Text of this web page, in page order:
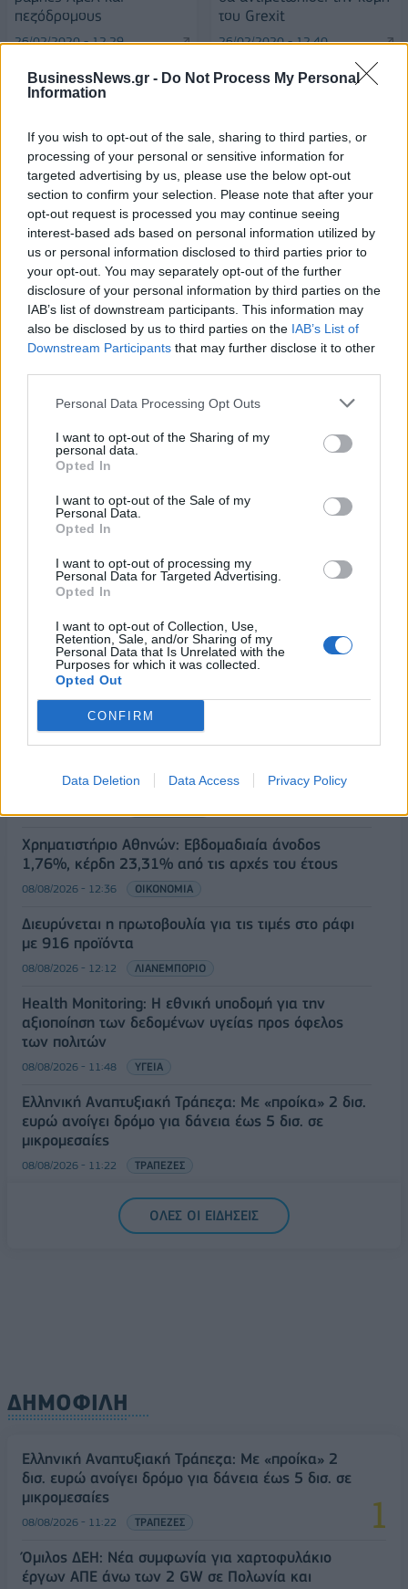
BusinessNews.gr - Do Not Process My Personal
Information
If you wish to opt-out of the sale, sharing to third parties, or
processing of your personal or sensitive information for
targeted advertising by us, please use the below opt-out
section to confirm your selection. Please note that after your
opt-out request is processed you may continue seeing
interest-based ads based on personal information utilized by
us or personal information disclosed to third parties prior to
your opt-out. You may separately opt-out of the further
disclosure of your personal information by third parties on the
IAB’s list of downstream participants. This information may
also be disclosed by us to third parties on the IAB’s List of
Downstream Participants that may further disclose it to other
Personal Data Processing Opt Outs
I want to opt-out of the Sharing of my
personal data.
Opted In
I want to opt-out of the Sale of my
Personal Data.
Opted In
I want to opt-out of processing my
Personal Data for Targeted Advertising.
Opted In
I want to opt-out of Collection, Use,
Retention, Sale, and/or Sharing of my
Personal Data that Is Unrelated with the
Purposes for which it was collected.
Opted Out
CONFIRM
Data Deletion Data Access Privacy Policy
πεζόδρομους
26/02/2020 - 12:29
του Grexit
26/02/2020 - 12:40
ΡΟΗ ΕΙΔΗΣΕΩΝ
Κορυφώνεται η έξοδος του Αυγούστου – Πάνω από
λιμάνια της Αττικής
08/08/2026 - 14:30 ΕΛΛΑΔΑ
Δυτική Αττική: Η επόμενη ημέρα μετά τις πυρκαγιές
βροχές
08/08/2026 - 14:08
Ειδικό Χωροταξικό για τον Τουρισμό: Οι νέοι
κανόνες για επενδύσεις, νησιά και προορισμούς υπό
08/08/2026 - 13:21 ΤΟΥΡΙΣΜΟΣ
Υπουργείο Εργασίας: Ο “χάρτης” των πληρωμών
από τον e-ΕΦΚΑ και τη ΔΥΠΑ έως τις 14 Αυγούστου
08/08/2026 - 12:58 ΟΙΚΟΝΟΜΙΑ
Οι Hamilton Reserve Bank και SEE Capital
μάρκετινγκ
Χρηματιστήριο Αθηνών: Εβδομαδιαία άνοδος
1,76%, κέρδη 23,31% από τις αρχές του έτους
08/08/2026 - 12:36 ΟΙΚΟΝΟΜΙΑ
Διευρύνεται η πρωτοβουλία για τις τιμές στο ράφι
με 916 προϊόντα
08/08/2026 - 12:12 ΛΙΑΝΕΜΠΟΡΙΟ
Health Monitoring: Η εθνική υποδομή για την
αξιοποίηση των δεδομένων υγείας προς όφελος
των πολιτών
08/08/2026 - 11:48 ΥΓΕΙΑ
Ελληνική Αναπτυξιακή Τράπεζα: Με «προίκα» 2 δισ.
ευρώ ανοίγει δρόμο για δάνεια έως 5 δισ. σε
μικρομεσαίες
08/08/2026 - 11:22 ΤΡΑΠΕΖΕΣ
5G παντού, 6G στον ορίζοντα: Πού βρίσκεται η
Ελλάδα στη μεγάλη τεχνολογική μετάβαση
ΟΛΕΣ ΟΙ ΕΙΔΗΣΕΙΣ
ΔΗΜΟΦΙΛΗ
Ελληνική Αναπτυξιακή Τράπεζα: Με «προίκα» 2
δισ. ευρώ ανοίγει δρόμο για δάνεια έως 5 δισ. σε
μικρομεσαίες
08/08/2026 - 11:22 ΤΡΑΠΕΖΕΣ
Όμιλος ΔΕΗ: Νέα συμφωνία για χαρτοφυλάκιο
έργων ΑΠΕ άνω των 2 GW σε Πολωνία και